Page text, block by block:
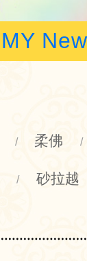
MY
/ 柔佛 /
/ 砂拉越